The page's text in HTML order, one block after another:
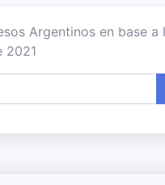
Argentinos en base
2021